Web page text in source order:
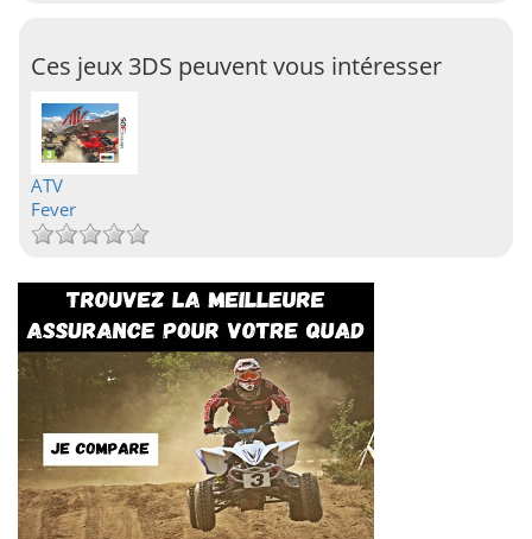
Ces jeux 3DS peuvent vous intéresser
ATV
Fever